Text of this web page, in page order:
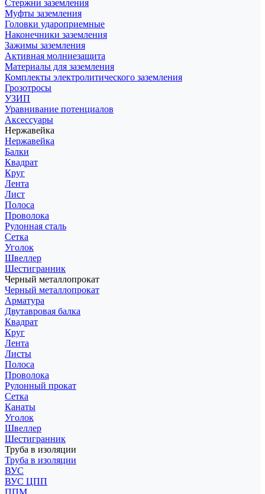
Стержни заземления
Муфты заземления
Головки удароприемные
Наконечники заземления
Зажимы заземления
Активная молниезащита
Материалы для заземления
Комплекты электролитического заземления
Грозотросы
УЗИП
Уравнивание потенциалов
Аксессуары
Нержавейка
Нержавейка
Балки
Квадрат
Круг
Лента
Лист
Полоса
Проволока
Рулонная сталь
Сетка
Уголок
Швеллер
Шестигранник
Черный металлопрокат
Черный металлопрокат
Арматура
Двутавровая балка
Квадрат
Круг
Лента
Листы
Полоса
Проволока
Рулонный прокат
Сетка
Канаты
Уголок
Швеллер
Шестигранник
Труба в изоляции
Труба в изоляции
ВУС
ВУС ЦПП
ППМ